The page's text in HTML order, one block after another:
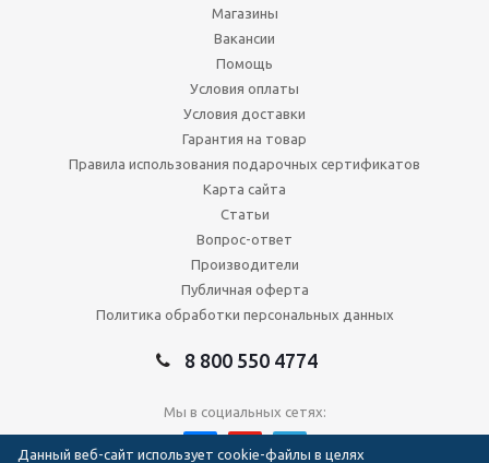
Магазины
Вакансии
Помощь
Условия оплаты
Условия доставки
Гарантия на товар
Правила использования подарочных сертификатов
Карта сайта
Статьи
Вопрос-ответ
Производители
Публичная оферта
Политика обработки персональных данных
8 800 550 4774
Мы в социальных сетях:
Данный веб-сайт использует cookie-файлы в целях